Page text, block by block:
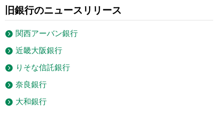
旧銀行のニュースリリース
関西アーバン銀行
近畿大阪銀行
りそな信託銀行
奈良銀行
大和銀行